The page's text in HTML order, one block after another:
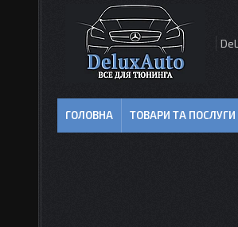
ГОЛОВНА ТОВАРИ ТА ПОСЛУГИ